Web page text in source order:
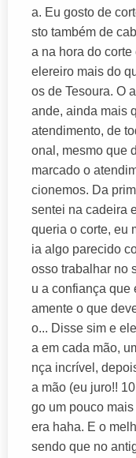
a. Eu gosto de
sto também de
a na hora do
elereiro mais do
os de Tesoura. O
ande, ainda mais
atendimento, de
onal, mesmo que
marcado o
cionemos. Da
sentei na cadeira
queria o corte, eu
ia algo parecido
osso trabalhar no
u a confiança que
amente o que
o... Disse sim e
a em cada mão,
nça incrível,
a mão (eu juro!!
go um pouco
era haha. E o
sendo que no